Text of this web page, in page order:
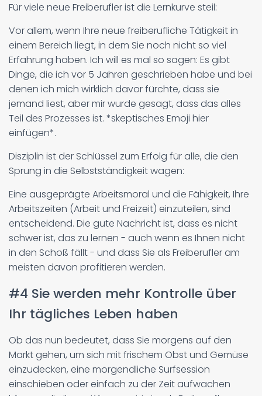
Für viele neue Freiberufler ist die Lernkurve steil:
Vor allem, wenn Ihre neue freiberufliche Tätigkeit in
einem Bereich liegt, in dem Sie noch nicht so viel
Erfahrung haben. Ich will es mal so sagen: Es gibt
Dinge, die ich vor 5 Jahren geschrieben habe und bei
denen ich mich wirklich davor fürchte, dass sie
jemand liest, aber mir wurde gesagt, dass das alles
Teil des Prozesses ist. *skeptisches Emoji hier
einfügen*.
Disziplin ist der Schlüssel zum Erfolg für alle, die den
Sprung in die Selbstständigkeit wagen:
Eine ausgeprägte Arbeitsmoral und die Fähigkeit, Ihre
Arbeitszeiten (Arbeit und Freizeit) einzuteilen, sind
entscheidend. Die gute Nachricht ist, dass es nicht
schwer ist, das zu lernen - auch wenn es Ihnen nicht
in den Schoß fällt - und dass Sie als Freiberufler am
meisten davon profitieren werden.
#4 Sie werden mehr Kontrolle über
Ihr tägliches Leben haben
Ob das nun bedeutet, dass Sie morgens auf den
Markt gehen, um sich mit frischem Obst und Gemüse
einzudecken, eine morgendliche Surfsession
einschieben oder einfach zu der Zeit aufwachen